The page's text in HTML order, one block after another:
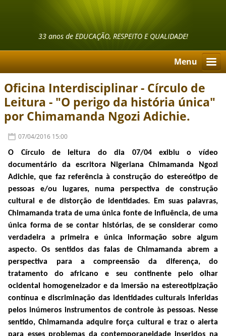
33 anos de EDUCAÇÃO, RESPEITO E QUALIDADE!
Menu
Oficina Interdisciplinar - Círculo de
Leitura - "O perigo da história única"
por Chimamanda Ngozi Adichie.
07/04/2016 15:00
O Círculo de leitura do dia 07/04 exibiu o vídeo
documentário da escritora Nigeriana Chimamanda Ngozi
Adichie, que faz referência à construçãodo estereótipo de
pessoas e/ou lugares, numa perspectiva de construção
cultural e de distorção de identidades. Em suas palavras,
Chimamanda trata de uma única fonte de influência, de uma
única forma de se contar histórias, de se considerar como
verdadeira a primeira e única informação sobre algum
aspecto. Os sentidos das falas de Chimamanda abrem a
perspectiva para a compreensão da diferença, do
tratamento do africano e seu continente pelo olhar
ocidental homogeneizador e da imersão na estereotipização
contínua e discriminação das identidades culturais inferidas
pelos inúmeros instrumentos de controle às pessoas. Nesse
sentido, Chimamanda adquire força cultural e traz o alerta